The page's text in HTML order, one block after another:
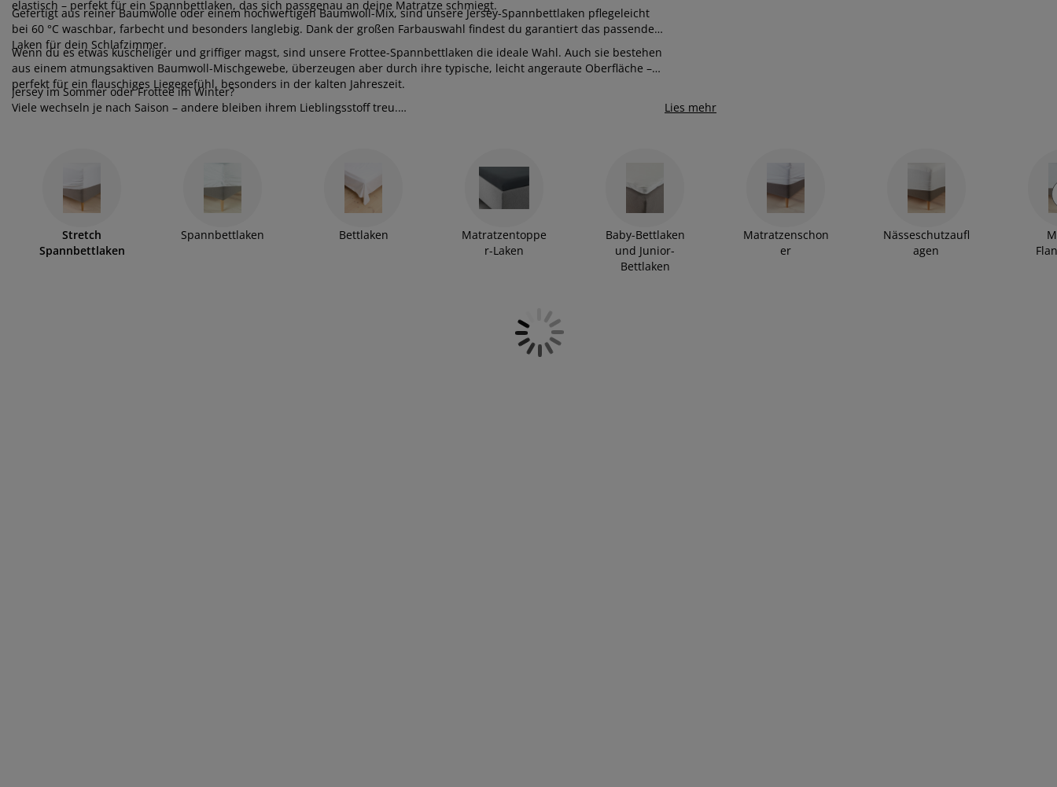
und Zubehör
elastisch – perfekt für ein Spannbettlaken, das sich passgenau an deine Matratze schmiegt.
Gefertigt aus reiner Baumwolle oder einem hochwertigen Baumwoll-Mix, sind unsere Jersey-Spannbettlaken pflegeleicht
bei 60 °C waschbar, farbecht und besonders langlebig. Dank der großen Farbauswahl findest du garantiert das passende
Laken für dein Schlafzimmer.
Wenn du es etwas kuscheliger und griffiger magst, sind unsere Frottee-Spannbettlaken die ideale Wahl. Auch sie bestehen
aus einem atmungsaktiven Baumwoll-Mischgewebe, überzeugen aber durch ihre typische, leicht angeraute Oberfläche –
perfekt für ein flauschiges Liegegefühl, besonders in der kalten Jahreszeit.
Jersey im Sommer oder Frottee im Winter?
Viele wechseln je nach Saison – andere bleiben ihrem Lieblingsstoff treu.
Lies mehr
Stretch
Spannbettlaken
Spannbettlaken Bettlaken
Matratzentoppe
r-Laken
Baby-Bettlaken
und Junior-
Bettlaken
Matratzenschon
er
Nässeschutzaufl
agen